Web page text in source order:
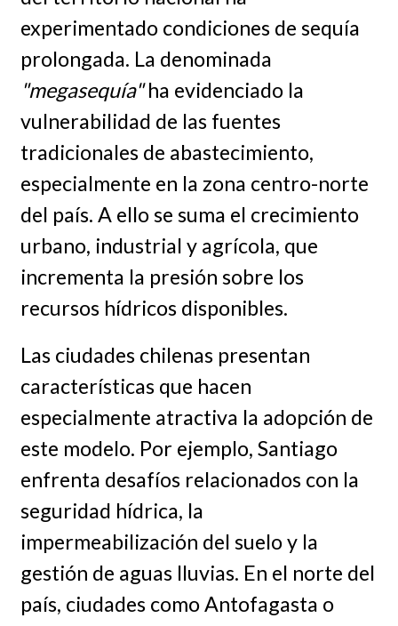
experimentado condiciones de sequía
prolongada. La denominada
"megasequía"ha evidenciado la
vulnerabilidad de las fuentes
tradicionales de abastecimiento,
especialmente en la zona centro-norte
del país. A ello se suma el crecimiento
urbano, industrial y agrícola, que
incrementa la presión sobre los
recursos hídricos disponibles.
Las ciudades chilenas presentan
características que hacen
especialmente atractiva la adopción de
este modelo. Por ejemplo, Santiago
enfrenta desafíos relacionados con la
seguridad hídrica, la
impermeabilización del suelo y la
gestión de aguas lluvias. En el norte del
país, ciudades como Antofagasta o